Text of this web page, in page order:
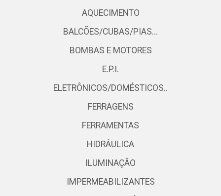
AQUECIMENTO
BALCÕES/CUBAS/PIAS...
BOMBAS E MOTORES
E.P.I.
ELETRÔNICOS/DOMÉSTICOS..
FERRAGENS
FERRAMENTAS
HIDRÁULICA
ILUMINAÇÃO
IMPERMEABILIZANTES